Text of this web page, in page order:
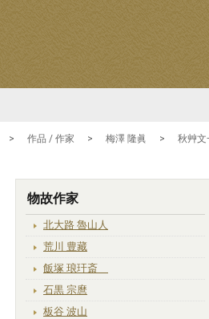
> 作品 / 作家 > 梅澤 隆眞 > 秋艸文
物故作家
北大路 魯山人
荒川 豊藏
飯塚 琅玕斎
石黒 宗麿
板谷 波山